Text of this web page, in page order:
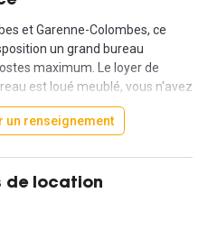
et Garenne-Colombes, ce
un grand bureau
maximum. Le loyer de
est loué meublé, vous n'avez
en transport en communs, la
seulement 5 minutes à pied. Le
! Les locataires peuvent
au sous-sol de l'immeuble !
un renseignement
de location